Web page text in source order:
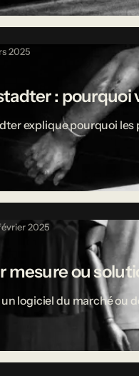
2025
:
explique pourquoi
2025
mesure ou
logiciel du marché ou